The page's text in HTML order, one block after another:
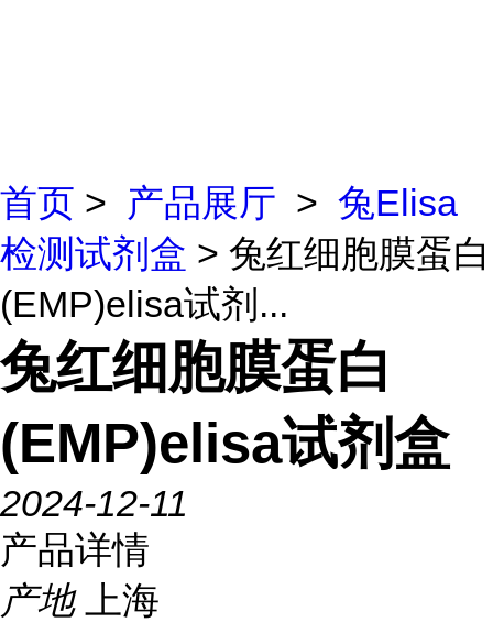
首页 > 产品展厅 > 兔Elisa
检测试剂盒 > 兔红细胞膜蛋白
(EMP)elisa试剂...
兔红细胞膜蛋白
(EMP)elisa试剂盒
2024-12-11
产品详情
产地
上海